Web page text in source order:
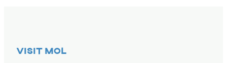
Contact & openingsuren
Visit Mol